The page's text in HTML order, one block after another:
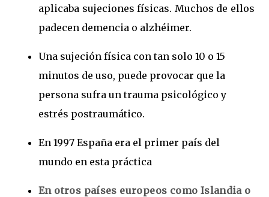
aplicaba sujeciones físicas. Muchos de ellos
padecen demencia o alzhéimer.
Una sujeción física con tan solo 10 o 15
minutos de uso, puede provocar que la
persona sufra un trauma psicológico y
estrés postraumático.
En 1997 España era el primer país del
mundo en esta práctica
En otros países europeos como Islandia o